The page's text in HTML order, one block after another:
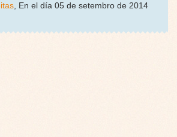
, En el día 05 de setembro de 2014